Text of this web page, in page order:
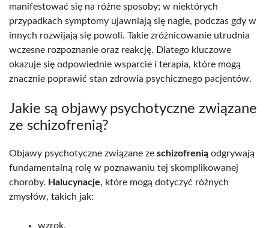
manifestować się na różne sposoby; w niektórych
przypadkach symptomy ujawniają się nagle, podczas gdy w
innych rozwijają się powoli. Takie zróżnicowanie utrudnia
wczesne rozpoznanie oraz reakcję. Dlatego kluczowe
okazuje się odpowiednie wsparcie i terapia, które mogą
znacznie poprawić stan zdrowia psychicznego pacjentów.
Jakie są objawy psychotyczne związane
ze schizofrenią?
Objawy psychotyczne związane ze schizofrenią odgrywają
fundamentalną rolę w poznawaniu tej skomplikowanej
choroby. Halucynacje, które mogą dotyczyć różnych
zmysłów, takich jak:
wzrok,